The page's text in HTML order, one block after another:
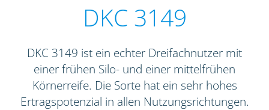
DKC 3149
DKC 3149 ist ein echter Dreifachnutzer mit
einer frühen Silo- und einer mittelfrühen
Körnerreife. Die Sorte hat ein sehr hohes
Ertragspotenzial in allen Nutzungsrichtungen.